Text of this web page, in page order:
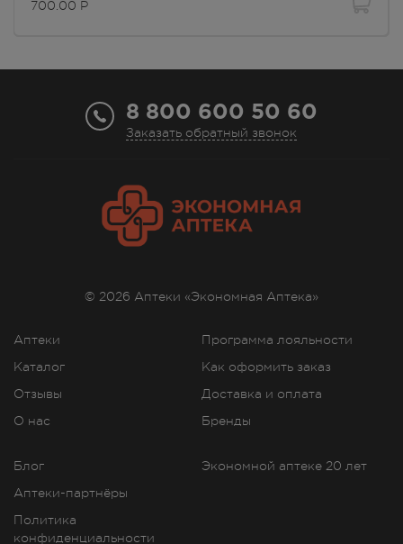
700.00 Р
8 800 600 50 60
Заказать обратный звонок
Аптеки
Каталог
Отзывы
О нас
Программа лояльности
Как оформить заказ
Доставка и оплата
Бренды
Блог
Аптеки-партнёры
Политика
конфиденциальности
Экономной аптеке 20 лет
© 2026 Аптеки «Экономная Аптека»